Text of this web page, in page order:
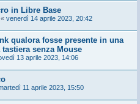
in Libre Base
« venerdì 14 aprile 2023, 20:42
qualora fosse presente in una
senza Mouse
13 aprile 2023, 14:06
11 aprile 2023, 15:50